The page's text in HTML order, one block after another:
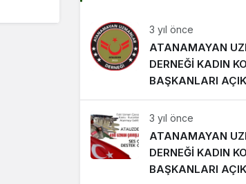
3 yıl önce
ATANAMAYAN
DERNEĞİ KADIN
BAŞKANLARI
3 yıl önce
ATANAMAYAN
DERNEĞİ KADIN
BAŞKANLARI